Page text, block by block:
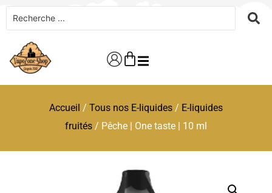
Accueil / Tous nos E-liquides / E-liquides
fruités / Pêche | One taste | 10 ml